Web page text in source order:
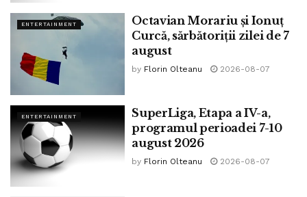
Tags:
ENTERTAINMENT
Octavian Morariu și Ionuț
Curcă, sărbătoriții zilei de 7
august
by Florin Olteanu 2026-08-07
ENTERTAINMENT
SuperLiga, Etapa a IV-a,
programul perioadei 7-10
august 2026
by Florin Olteanu 2026-08-07